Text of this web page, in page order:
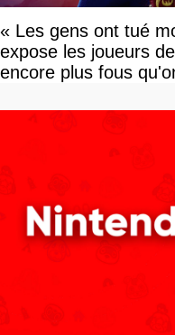
« Les gens ont tué
expose les joueurs
encore plus fous